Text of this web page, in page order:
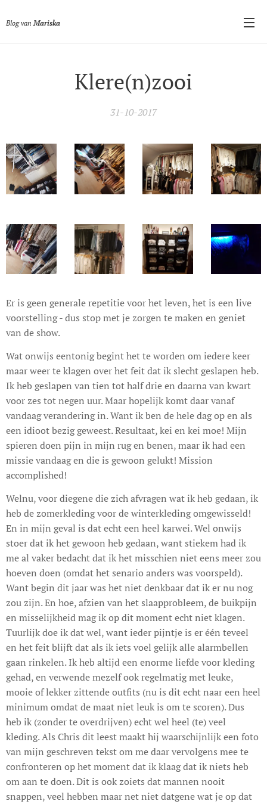
Blog van Mariska
Klere(n)zooi
31-10-2017
Er is geen generale repetitie voor het leven, het is een live
voorstelling - dus stop met je zorgen te maken en geniet
van de show.
Wat onwijs eentonig begint het te worden om iedere keer
maar weer te klagen over het feit dat ik slecht geslapen heb.
Ik heb geslapen van tien tot half drie en daarna van kwart
voor zes tot negen uur. Maar hopelijk komt daar vanaf
vandaag verandering in. Want ik ben de hele dag op en als
een idioot bezig geweest. Resultaat, kei en kei moe! Mijn
spieren doen pijn in mijn rug en benen, maar ik had een
missie vandaag en die is gewoon gelukt! Mission
accomplished!
Welnu, voor diegene die zich afvragen wat ik heb gedaan, ik
heb de zomerkleding voor de winterkleding omgewisseld!
En in mijn geval is dat echt een heel karwei. Wel onwijs
stoer dat ik het gewoon heb gedaan, want stiekem had ik
me al vaker bedacht dat ik het misschien niet eens meer zou
hoeven doen (omdat het senario anders was voorspeld).
Want begin dit jaar was het niet denkbaar dat ik er nu nog
zou zijn. En hoe, afzien van het slaapprobleem, de buikpijn
en misselijkheid mag ik op dit moment echt niet klagen.
Tuurlijk doe ik dat wel, want ieder pijntje is er één teveel
en het feit blijft dat als ik iets voel gelijk alle alarmbellen
gaan rinkelen. Ik heb altijd een enorme liefde voor kleding
gehad, en verwende mezelf ook regelmatig met leuke,
mooie of lekker zittende outfits (nu is dit echt naar een heel
minimum omdat de maat niet leuk is om te scoren). Dus
heb ik (zonder te overdrijven) echt wel heel (te) veel
kleding. Als Chris dit leest maakt hij waarschijnlijk een foto
van mijn geschreven tekst om me daar vervolgens mee te
confronteren op het moment dat ik klaag dat ik niets heb
om aan te doen. Dit is ook zoiets dat mannen nooit
snappen, veel hebben maar net niet datgene wat je op dat